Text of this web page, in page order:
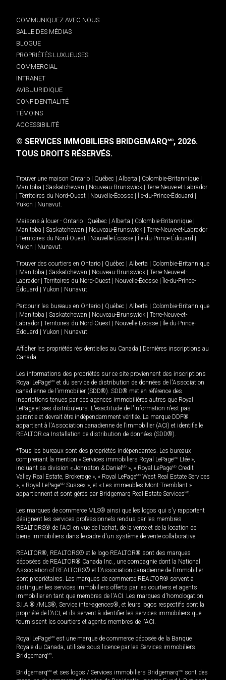
COMMUNIQUEZ AVEC NOUS
SALLE DES MÉDIAS
BLOGUE
PROPRIÉTÉS LUXUEUSES
COMMERCIAL
INTRANET
AVIS JURIDIQUE
CONFIDENTIALITÉ
TÉMOINS
ACCESSIBILITÉ
© SERVICES IMMOBILIERS BRIDGEMARQMD, 2026.
TOUS DROITS RÉSERVÉS.
Trouver une maison Ontario Québec Alberta Colombie-Britannique
Manitoba
Saskatchewan Nouveau-Brunswick
Terre-Neuve-et-Labrador
Territoires du Nord-Ouest Nouvelle-Écosse Île-du-Prince-Édouard
Yukon
Nunavut.
Maisons à louer - Ontario Québec Alberta Colombie-Britannique
Manitoba
Saskatchewan Nouveau-Brunswick
Terre-Neuve-et-Labrador
Territoires du Nord-Ouest Nouvelle-Écosse Île-du-Prince-Édouard
Yukon
Nunavut.
Trouver des courtiers en Ontario Québec Alberta
Colombie-Britannique
Manitoba Saskatchewan Nouveau-Brunswick
Terre-Neuve-et-
Labrador
Territoires du Nord-Ouest Nouvelle-Écosse
Île-du-Prince-
Édouard
Yukon Nunavut
Parcourir les bureaux en Ontario Québec Alberta
Colombie-Britannique
Manitoba Saskatchewan Nouveau-Brunswick
Terre-Neuve-et-
Labrador
Territoires du Nord-Ouest Nouvelle-Écosse
Île-du-Prince-
Édouard
Yukon Nunavut
Afficher les propriétés résidentielles au Canada
Dernières inscriptions au
Canada
Les informations des propriétés sur ce site proviennent des inscriptions
Royal LePageMD et du service de distribution de données de l'Association
canadienne de l’immobilier (SDD®). SDD® met en référence des
inscriptions tenues par des agences immobilières autres que Royal
LePage et ses distributeurs. L'exactitude de l'information n'est pas
garantie et devrait être indépendamment vérifiée. La marque DDF®
appartient à l'Association canadienne de l’immobilier (ACI) et identifie le
REALTOR.ca Installation de distribution de données (SDD®).
*Tous les bureaux sont des propriétés indépendantes. Les bureaux
comprenant la mention « Services immobiliers Royal LePageMD Ltée »,
incluant sa division « Johnston & Daniel MD », « Royal LePageMD Credit
Valley Real Estate, Brokerage », « Royal LePageMD West Real Estate Services
», « Royal LePageMD Sussex », et « Les immeubles Mont-Tremblant »
appartiennent et sont gérés par Bridgemarq Real Estate ServicesMD.
Les marques de commerce MLS® ainsi que les logos qui s'y rapportent
désignent les services professionnels rendus par les membres
REALTORS® de l'ACI en vue de l'achat, de la vente et de la location de
biens immobiliers dans le cadre d'un système de vente collaborative.
REALTOR®, REALTORS® et le logo REALTOR® sont des marques
déposées de REALTOR® Canada Inc., une compagnie dont la National
Association of REALTORS® et l'Association canadienne de l’immobilier
sont propriétaires. Les marques de commerce REALTOR® servent à
distinguer les services immobiliers offerts par les courtiers et agents
immobilier en tant que membres de l'ACI. Les marques d'homologation
S.I.A.® /MLS®, Service inter-agences®, et leurs logos respectifs sont la
propriété de l'ACI, et ils servent à identifier les services immobiliers que
fournissent les courtiers et agents membres de l'ACI.
Royal LePageMD est une marque de commerce déposée de la Banque
Royale du Canada, utilisée sous licence par les Services immobiliers
BridgemarqMD.
BridgemarqMD et ses logos / Services immobiliers BridgemarqMD sont des